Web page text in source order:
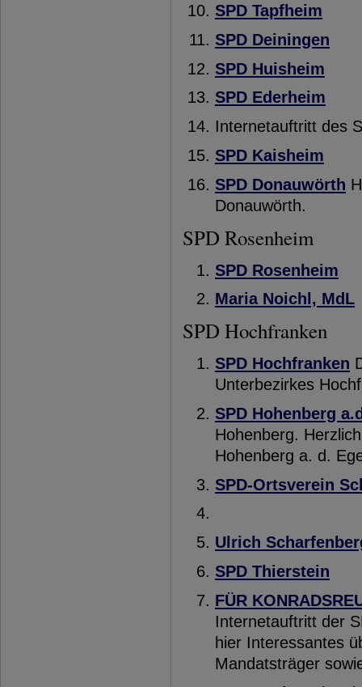
SPD Tapfheim
SPD Deiningen
SPD Huisheim
SPD Ederheim
Internetauftritt des
SPD Kaisheim
SPD Donauwörth
Donauwörth.
SPD Rosenheim
SPD Rosenheim
Maria Noichl, MdL
SPD Hochfranken
SPD Hochfranken
Unterbezirkes
SPD Hohenberg
Hohenberg.
Hohenberg a. d.
SPD-Ortsverein
Ulrich
SPD Thierstein
FÜR
Internetauftritt der
hier Interessantes
Mandatsträger